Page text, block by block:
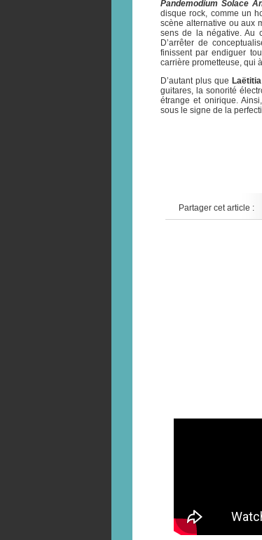
Pandemodium Solace
disque rock, comme un
scène alternative ou aux
sens de la négative. Au
D’arrêter de
finissent par endiguer
carrière prometteuse, qui
D’autant plus que
guitares, la sonorité
étrange et onirique. Ainsi,
sous le signe de la
Partager cet article :